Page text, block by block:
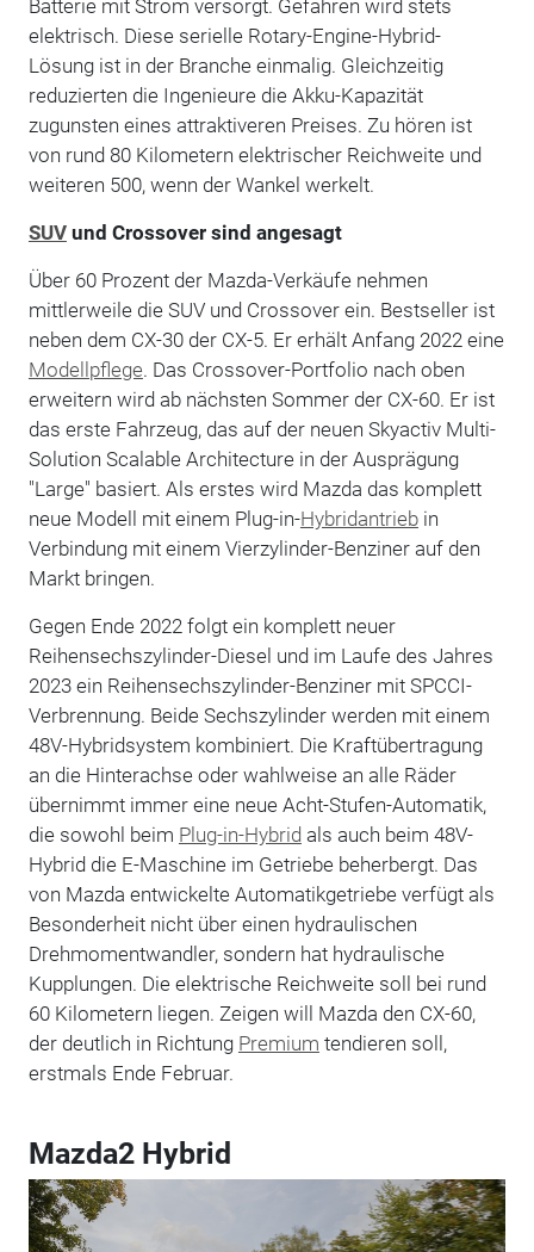
Batterie mit Strom versorgt. Gefahren wird stets
elektrisch. Diese serielle Rotary-Engine-Hybrid-
Lösung ist in der Branche einmalig. Gleichzeitig
reduzierten die Ingenieure die Akku-Kapazität
zugunsten eines attraktiveren Preises. Zu hören ist
von rund 80 Kilometern elektrischer Reichweite und
weiteren 500, wenn der Wankel werkelt.
SUVund Crossover sind angesagt
Über 60 Prozent der Mazda-Verkäufe nehmen
mittlerweile die SUV und Crossover ein. Bestseller ist
neben dem CX-30 der CX-5. Er erhält Anfang 2022 eine
Modellpflege. Das Crossover-Portfolio nach oben
erweitern wird ab nächsten Sommer der CX-60. Er ist
das erste Fahrzeug, das auf der neuen Skyactiv Multi-
Solution Scalable Architecture in der Ausprägung
"Large" basiert. Als erstes wird Mazda das komplett
neue Modell mit einem Plug-in-Hybridantriebin
Verbindung mit einem Vierzylinder-Benziner auf den
Markt bringen.
Gegen Ende 2022 folgt ein komplett neuer
Reihensechszylinder-Diesel und im Laufe des Jahres
2023 ein Reihensechszylinder-Benziner mit SPCCI-
Verbrennung. Beide Sechszylinder werden mit einem
48V-Hybridsystem kombiniert. Die Kraftübertragung
an die Hinterachse oder wahlweise an alle Räder
übernimmt immer eine neue Acht-Stufen-Automatik,
die sowohl beim Plug-in-Hybrid als auch beim 48V-
Hybrid die E-Maschine im Getriebe beherbergt. Das
von Mazda entwickelte Automatikgetriebe verfügt als
Besonderheit nicht über einen hydraulischen
Drehmomentwandler, sondern hat hydraulische
Kupplungen. Die elektrische Reichweite soll bei rund
60 Kilometern liegen. Zeigen will Mazda den CX-60,
der deutlich in Richtung Premium tendieren soll,
erstmals Ende Februar.
Mazda2 Hybrid